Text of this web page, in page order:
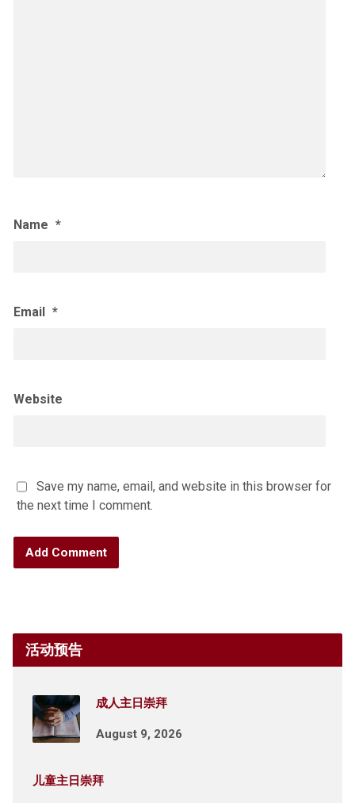
Name *
Email *
Website
Save my name, email, and website in this browser for
the next time I comment.
活动预告
成人主日崇拜
August 9, 2026
儿童主日崇拜